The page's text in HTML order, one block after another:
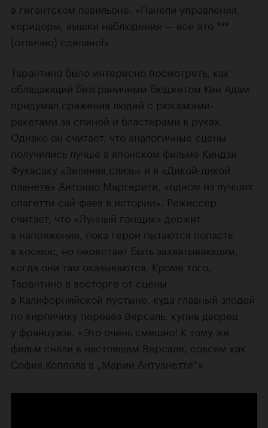
в гигантском павильоне. «Панели управления,
коридоры, вышки наблюдения — все это ***
(отлично) сделано!»
Тарантино было интересно посмотреть, как
обладающий безграничным бюджетом Кен Адам
придумал сражения людей с рюкзаками-
ракетами за спиной и бластерами в руках.
Однако он считает, что аналогичные сцены
получились лучше в японском фильме Киндзи
Фукасаку «Зеленая слизь» и в «Дикой-дикой
планете» Антонио Маргерити, «одном из лучших
спагетти-сай-фаев в истории». Режиссер
считает, что «Лунный гонщик» держит
в напряжении, пока герои пытаются попасть
в космос, но перестает быть захватывающим,
когда они там оказываются. Кроме того,
Тарантино в восторге от сцены
в Калифорнийской пустыне, куда главный злодей
по кирпичику перевез Версаль, купив дворец
у французов. «Это очень смешно! К тому же
фильм сняли в настоящем Версале, совсем как
София Коппола в „Марии-Антуанетте“».